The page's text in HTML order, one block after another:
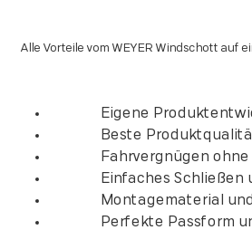
Alle Vorteile vom WEYER Windschott auf
Eigene
Beste Produktqualität -
Fahrvergnügen ohne
Einfaches Schließen
Montagematerial und
Perfekte Passform und